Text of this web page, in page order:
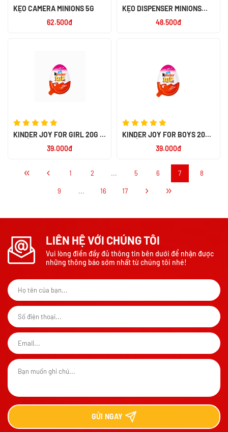
KẸO CAMERA MINIONS 5G
62.500đ
KẸO DISPENSER MINIONS
48.500đ
KINDER JOY FOR GIRL 20G -
39.000đ
KINDER JOY FOR BOYS 20G -
39.000đ
1 2 ... 5 6 7 8
9 ... 16 17
LIÊN HỆ VỚI CHÚNG TÔI
Vui lòng điền đầy đủ thông tin bên dưới để nhận được
những thông báo sớm nhất từ chúng tôi nhé!
GỬI NGAY